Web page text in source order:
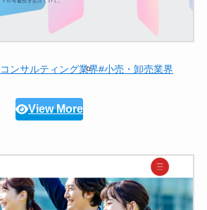
ンサルティング業界#小売・卸売業界
View More